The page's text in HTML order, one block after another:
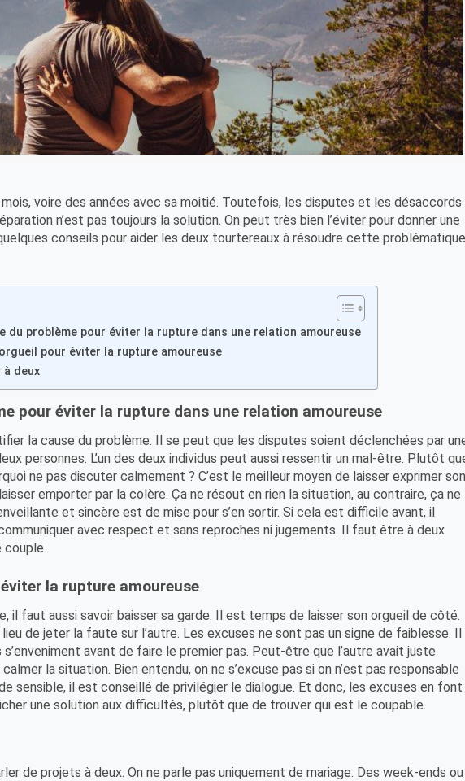
voire des années avec sa moitié. Toutefois, les disputes et les désaccords
n’est pas toujours la solution. On peut très bien l’éviter pour donner une
conseils pour aider les deux tourtereaux à résoudre cette problématique
du problème pour éviter la rupture dans une relation amoureuse
pour éviter la rupture amoureuse
à deux
pour éviter la rupture dans une relation amoureuse
la cause du problème. Il se peut que les disputes soient déclenchées par
personnes. L’un des deux individus peut aussi ressentir un mal-être. Plutôt
ne pas discuter calmement ? C’est le meilleur moyen de laisser exprimer son
emporter par la colère. Ça ne résout en rien la situation, au contraire, ça ne
et sincère est de mise pour s’en sortir. Si cela est difficile avant, il
avec respect et sans reproches ni jugements. Il faut être à deux
couple.
la rupture amoureuse
il faut aussi savoir baisser sa garde. Il est temps de laisser son orgueil de côté.
lieu de jeter la faute sur l’autre. Les excuses ne sont pas un signe de faiblesse. Il
avant de faire le premier pas. Peut-être que l’autre avait juste
la situation. Bien entendu, on ne s’excuse pas si on n’est pas responsable
sensible, il est conseillé de privilégier le dialogue. Et donc, les excuses en font
une solution aux difficultés, plutôt que de trouver qui est le coupable.
de projets à deux. On ne parle pas uniquement de mariage. Des week-ends ou